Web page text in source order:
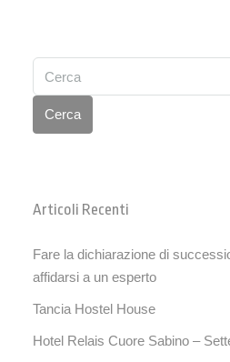
Cerca
Articoli Recenti
Fare la dichiarazione di
affidarsi a un esperto
Tancia Hostel House
Hotel Relais Cuore Sabino –